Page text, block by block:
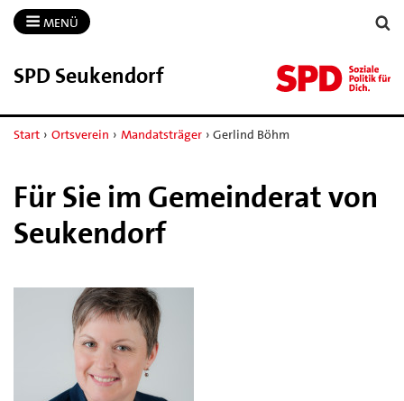
MENÜ
SPD Seukendorf
Start › Ortsverein › Mandatsträger › Gerlind Böhm
Für Sie im Gemeinderat von
Seukendorf